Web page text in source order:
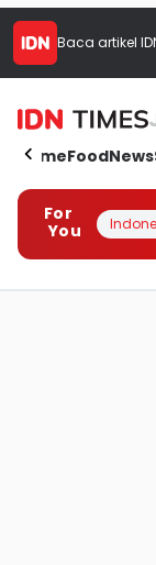
Baca artikel
HomeFoodNews
For
You